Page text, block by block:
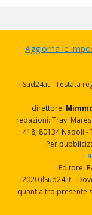
Aggiorna le
ilSud24.it - Testata
direttore:
redazioni: Trav.
418, 80134 Napoli -
Per
Editore:
2020 ilSud24.it -
quant'altro presente